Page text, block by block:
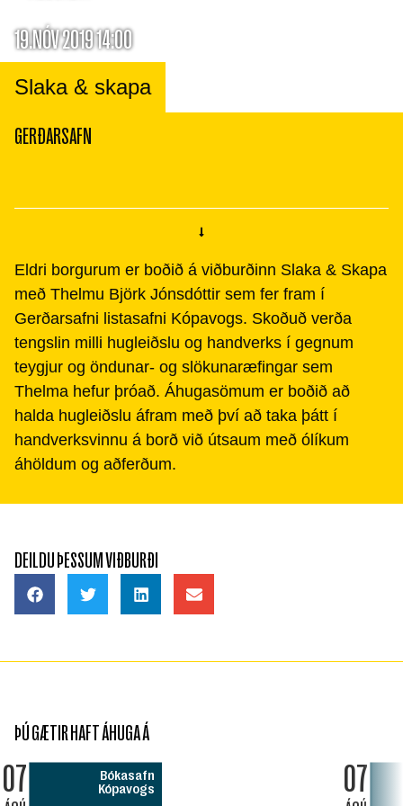
19.NÓV 2019 14:00
Slaka & skapa
GERÐARSAFN
Eldri borgurum er boðið á viðburðinn Slaka & Skapa
með Thelmu Björk Jónsdóttir sem fer fram í
Gerðarsafni listasafni Kópavogs. Skoðuð verða
tengslin milli hugleiðslu og handverks í gegnum
teygjur og öndunar- og slökunaræfingar sem
Thelma hefur þróað. Áhugasömum er boðið að
halda hugleiðslu áfram með því að taka þátt í
handverksvinnu á borð við útsaum með ólíkum
áhöldum og aðferðum.
DEILDU ÞESSUM VIÐBURÐI
ÞÚ GÆTIR HAFT ÁHUGA Á
07
Bókasafn
Kópavogs
07